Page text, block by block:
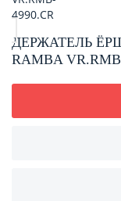
ДЕРЖАТЕЛЬ
RAMBA